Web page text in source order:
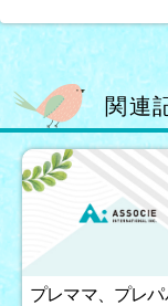
関連
プレママ、プレパ